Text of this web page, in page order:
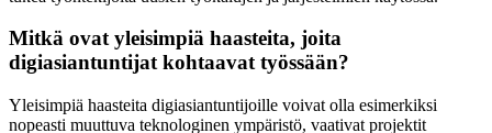
Mitkä ovat yleisimpiä haasteita, joita
digiasiantuntijat kohtaavat työssään?
Yleisimpiä haasteita digiasiantuntijoille voivat olla esimerkiksi
nopeasti muuttuva teknologinen ympäristö, vaativat projektit